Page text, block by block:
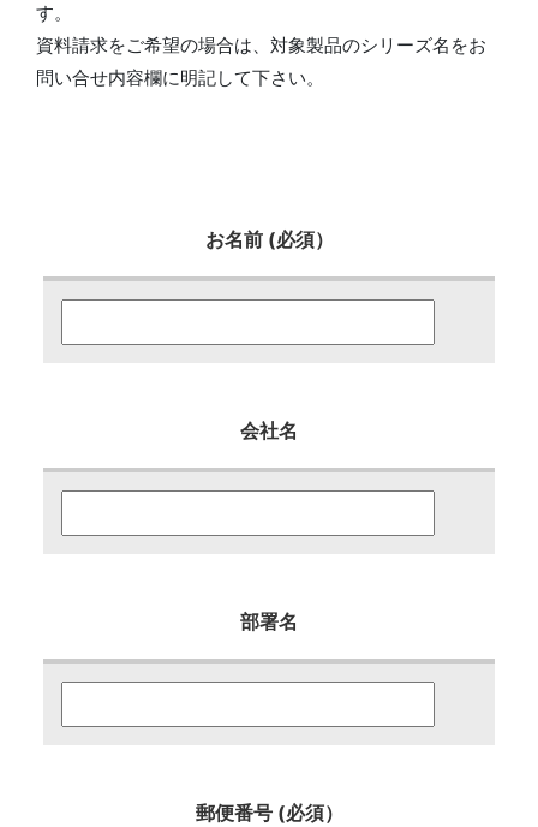
す。
資料請求をご希望の場合は、対象製品のシリーズ名をお
問い合せ内容欄に明記して下さい。
お名前 (必須）
会社名
部署名
郵便番号 (必須）